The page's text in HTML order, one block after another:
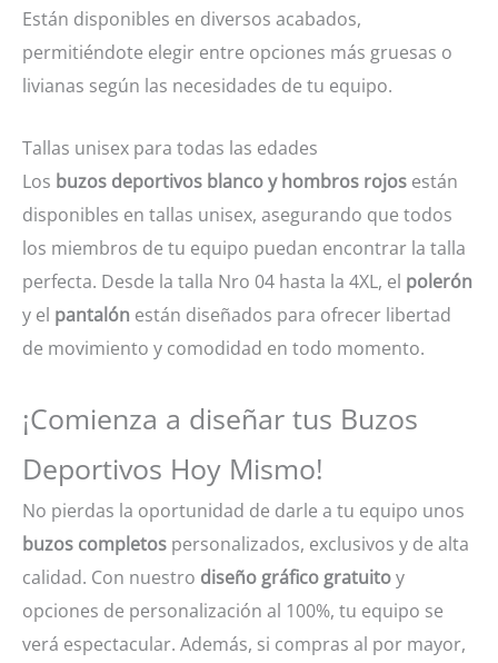
Están disponibles en diversos acabados,
permitiéndote elegir entre opciones más gruesas o
livianas según las necesidades de tu equipo.
Tallas unisex para todas las edades
Los buzos deportivos blanco y hombros rojos están
disponibles en tallas unisex, asegurando que todos
los miembros de tu equipo puedan encontrar la talla
perfecta. Desde la talla Nro 04 hasta la 4XL, el polerón
y el pantalón están diseñados para ofrecer libertad
de movimiento y comodidad en todo momento.
¡Comienza a diseñar tus Buzos
Deportivos Hoy Mismo!
No pierdas la oportunidad de darle a tu equipo unos
buzos completos personalizados, exclusivos y de alta
calidad. Con nuestro diseño gráfico gratuitoy
opciones de personalización al 100%, tu equipo se
verá espectacular. Además, si compras al por mayor,